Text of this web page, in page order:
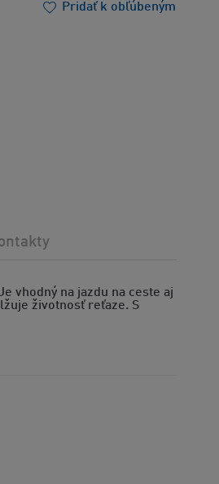
Pridať k obľúbeným
vhodný na jazdu na ceste aj
životnosť reťaze. S